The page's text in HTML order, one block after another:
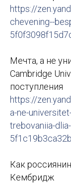
https://
chevening--
Мечта, а не
Cambridge
поступления
https://
a-ne-
trebovaniia-
Как
Кембридж